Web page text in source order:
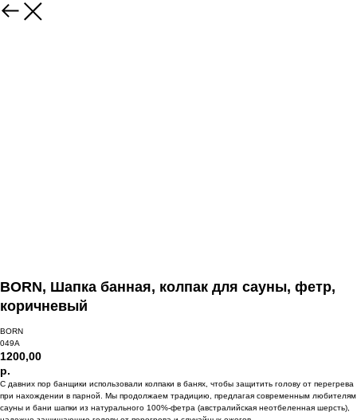
BORN, Шапка банная, колпак для сауны, фетр,
коричневый
BORN
049A
1200,00
р.
С давних пор банщики использовали колпаки в банях, чтобы защитить голову от перегрева
при нахождении в парной. Мы продолжаем традицию, предлагая современным любителям
сауны и бани шапки из натурального 100%-фетра (австралийская неотбеленная шерсть),